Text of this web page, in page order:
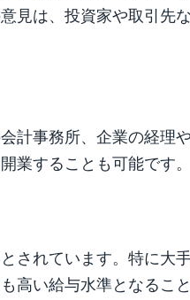
見は、投資家や取引先
計事務所、企業の経理
業することも可能です。
されています。特に大
高い給与水準となること